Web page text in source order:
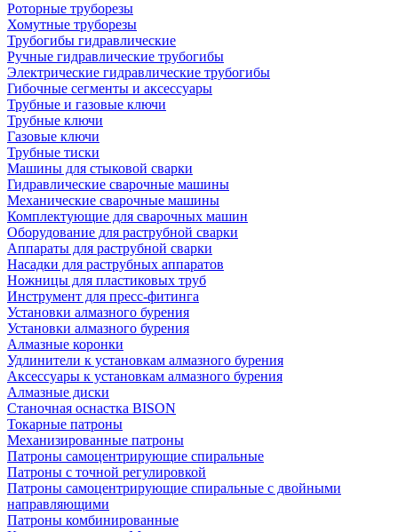
Роторные труборезы
Хомутные труборезы
Трубогибы гидравлические
Ручные гидравлические трубогибы
Электрические гидравлические трубогибы
Гибочные сегменты и аксессуары
Трубные и газовые ключи
Трубные ключи
Газовые ключи
Трубные тиски
Машины для стыковой сварки
Гидравлические сварочные машины
Механические сварочные машины
Комплектующие для сварочных машин
Оборудование для раструбной сварки
Аппараты для раструбной сварки
Насадки для раструбных аппаратов
Ножницы для пластиковых труб
Инструмент для пресс-фитинга
Установки алмазного бурения
Установки алмазного бурения
Алмазные коронки
Удлинители к установкам алмазного бурения
Аксессуары к установкам алмазного бурения
Алмазные диски
Станочная оснастка BISON
Токарные патроны
Механизированные патроны
Патроны самоцентрирующие спиральные
Патроны с точной регулировкой
Патроны самоцентрирующие спиральные с двойными
направляющими
Патроны комбинированные